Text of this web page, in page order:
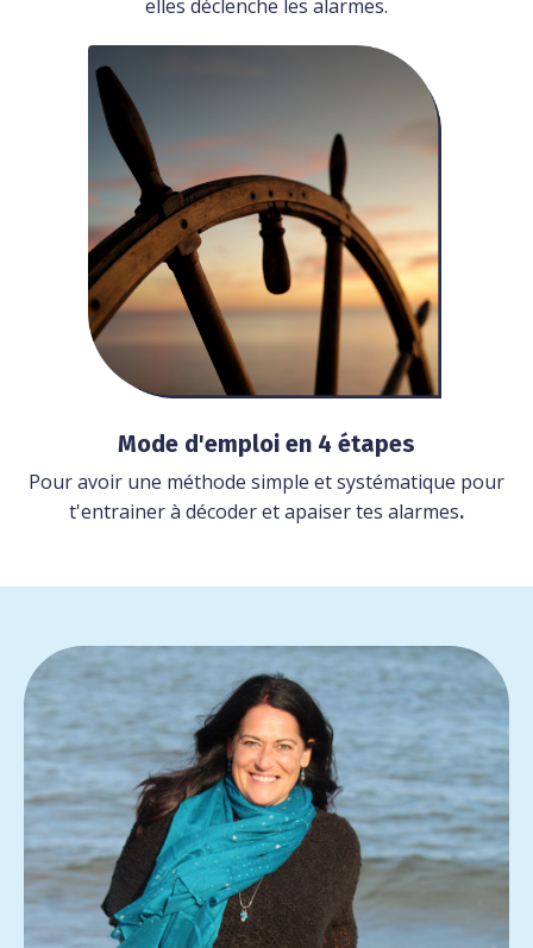
elles déclenche les alarmes.
Mode d'emploi en 4 étapes
Pour avoir une méthode simple et systématique pour
t'entrainer à décoder et apaiser tes alarmes.